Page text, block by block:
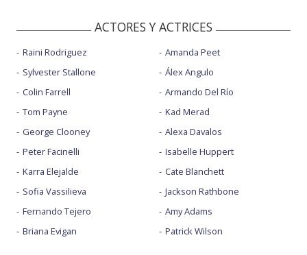
ACTORES Y ACTRICES
Raini Rodriguez
Sylvester Stallone
Colin Farrell
Tom Payne
George Clooney
Peter Facinelli
Karra Elejalde
Sofia Vassilieva
Fernando Tejero
Briana Evigan
Amanda Peet
Álex Angulo
Armando Del Río
Kad Merad
Alexa Davalos
Isabelle Huppert
Cate Blanchett
Jackson Rathbone
Amy Adams
Patrick Wilson